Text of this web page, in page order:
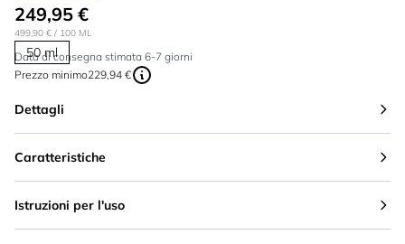
249,95 €
499,90 € / 100 ML
50 ml
Data di consegna stimata 6-7 giorni
Prezzo minimo229,94 €
Dettagli
Caratteristiche
Istruzioni per l'uso